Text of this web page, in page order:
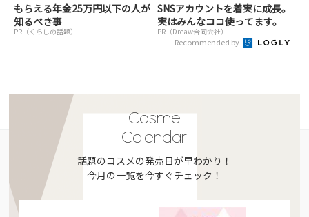
もらえる年金25万円以下の人が
知るべき事
PR（くらしの話題）
SNSアカウントを着実に成長。
実はみんなココ使ってます。
PR（Dreaw合同会社）
Recommended by
Cosme
Calendar
話題のコスメの発売日が早わかり！
今月の一覧を今すぐチェック！